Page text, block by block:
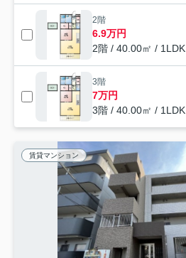
2階
6.9万円
2階 / 40.00㎡ / 1LDK
3階
7万円
3階 / 40.00㎡ / 1LDK
賃貸マンション